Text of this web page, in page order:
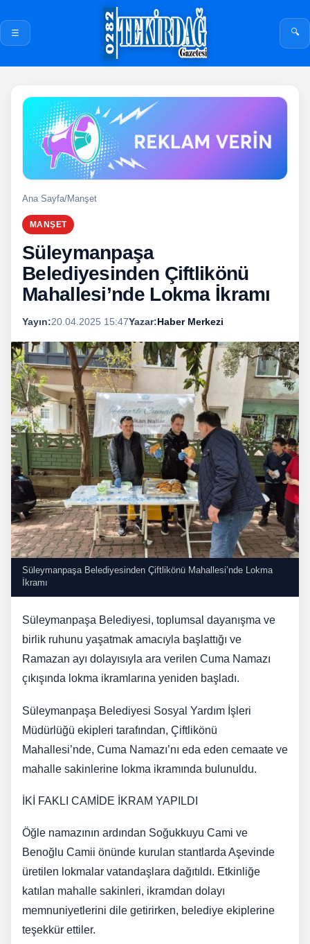
☰ 🔍
Ana Sayfa/Manşet
MANŞET
Süleymanpaşa
Belediyesinden Çiftlikönü
Mahallesi’nde Lokma İkramı
Yayın:20.04.2025 15:47Yazar:Haber Merkezi
Süleymanpaşa Belediyesinden Çiftlikönü Mahallesi’nde Lokma
İkramı
Süleymanpaşa Belediyesi, toplumsal dayanışma ve
birlik ruhunu yaşatmak amacıyla başlattığı ve
Ramazan ayı dolayısıyla ara verilen Cuma Namazı
çıkışında lokma ikramlarına yeniden başladı.
Süleymanpaşa Belediyesi Sosyal Yardım İşleri
Müdürlüğü ekipleri tarafından, Çiftlikönü
Mahallesi’nde, Cuma Namazı’nı eda eden cemaate ve
mahalle sakinlerine lokma ikramında bulunuldu.
İKİ FAKLI CAMİDE İKRAM YAPILDI
Öğle namazının ardından Soğukkuyu Cami ve
Benoğlu Camii önünde kurulan stantlarda Aşevinde
üretilen lokmalar vatandaşlara dağıtıldı. Etkinliğe
katılan mahalle sakinleri, ikramdan dolayı
memnuniyetlerini dile getirirken, belediye ekiplerine
teşekkür ettiler.